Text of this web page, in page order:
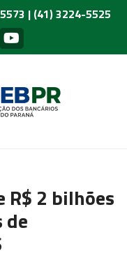
| (41) 3224-5525
R$ 2 bilhões
de